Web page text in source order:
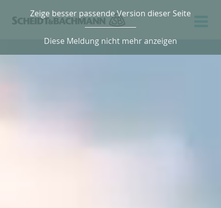
Zeige besser passende Version dieser Seite
Diese Meldung nicht mehr anzeigen